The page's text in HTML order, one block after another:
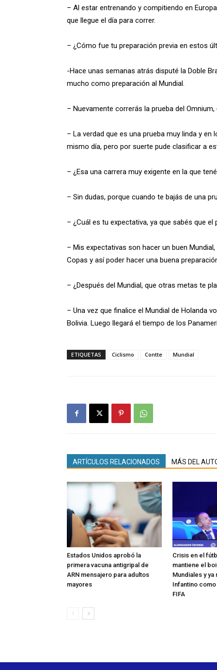
– Al estar entrenando y compitiendo en
que llegue el día para correr.
– ¿Cómo fue tu preparación previa en estos
-Hace unas semanas atrás disputé la Doble
mucho como preparación al Mundial.
– Nuevamente correrás la prueba del
– La verdad que es una prueba muy linda y
mismo día, pero por suerte pude clasificar a
– ¿Esa una carrera muy exigente en la que
– Sin dudas, porque cuando te bajás de una
– ¿Cuál es tu expectativa, ya que sabés que
– Mis expectativas son hacer un buen
Copas y así poder hacer una buena
– ¿Después del Mundial, que otras metas te
– Una vez que finalice el Mundial de Holanda
Bolivia. Luego llegará el tiempo de los
ETIQUETAS Ciclismo Contte Mundial
ARTÍCULOS RELACIONADOS MÁS DEL
Estados Unidos aprobó la
primera vacuna antigripal de
ARN mensajero para adultos
mayores
Crisis en el
mantiene el
Mundiales y
Infantino
FIFA